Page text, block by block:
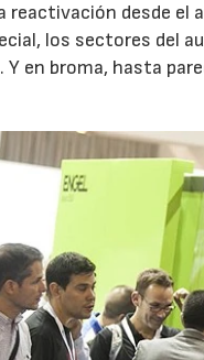
desde el
los sectores del
en broma, hasta